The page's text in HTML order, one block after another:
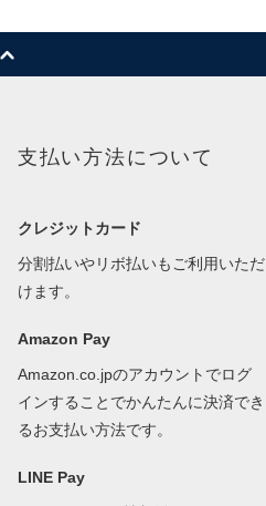
支払い方法について
クレジットカード
分割払いやリボ払いもご利用いただ
けます。
Amazon Pay
Amazon.co.jpのアカウントでログ
インすることでかんたんに決済でき
るお支払い方法です。
LINE Pay